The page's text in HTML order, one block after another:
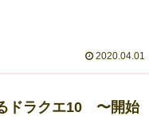
2020.04.01
ドラクエ10 〜開始